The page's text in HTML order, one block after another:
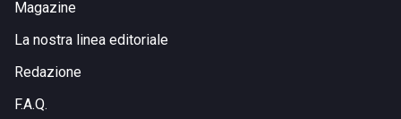
Magazine
La nostra linea editoriale
Redazione
F.A.Q.